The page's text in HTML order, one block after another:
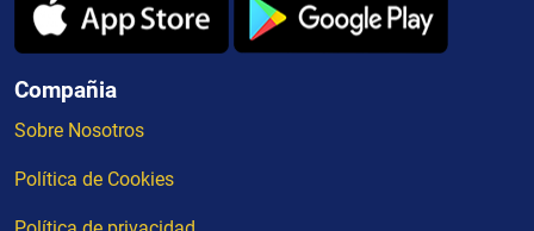
Compañia
Sobre Nosotros
Política de Cookies